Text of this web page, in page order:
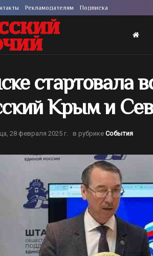
Рекламодателям Подписка
стартовала
Крым и
28 февраля 2025 г. в рубрике События